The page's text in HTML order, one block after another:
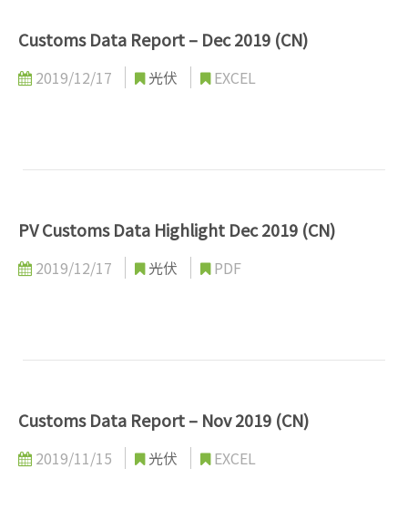
Customs Data Report – Dec 2019 (CN)
2019/12/17 光伏 EXCEL
PV Customs Data Highlight Dec 2019 (CN)
2019/12/17 光伏 PDF
Customs Data Report – Nov 2019 (CN)
2019/11/15 光伏 EXCEL